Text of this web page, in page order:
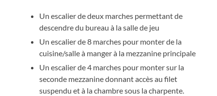
Un escalier de deux marches permettant de
descendre du bureau à la salle de jeu
Un escalier de 8 marches pour monter de la
cuisine/salle à manger à la mezzanine principale
Un escalier de 4 marches pour monter sur la
seconde mezzanine donnant accès au filet
suspendu et à la chambre sous la charpente.